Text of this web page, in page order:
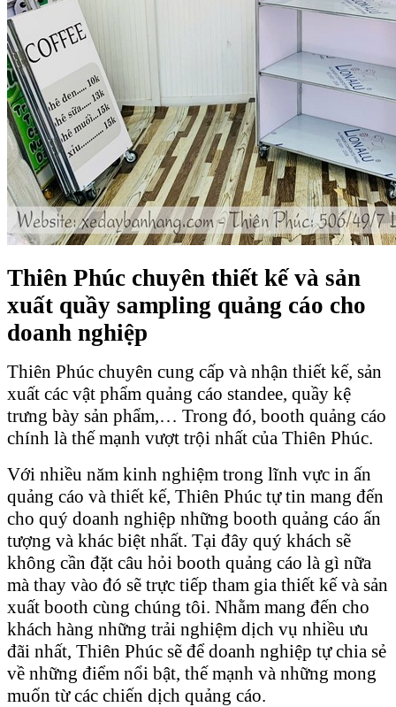
Thiên Phúc chuyên thiết kế và sản
xuất quầy sampling quảng cáo cho
doanh nghiệp
Thiên Phúc chuyên cung cấp và nhận thiết kế, sản
xuất các vật phẩm quảng cáo standee, quầy kệ
trưng bày sản phẩm,… Trong đó, booth quảng cáo
chính là thế mạnh vượt trội nhất của Thiên Phúc.
Với nhiều năm kinh nghiệm trong lĩnh vực in ấn
quảng cáo và thiết kế, Thiên Phúc tự tin mang đến
cho quý doanh nghiệp những booth quảng cáo ấn
tượng và khác biệt nhất. Tại đây quý khách sẽ
không cần đặt câu hỏi booth quảng cáo là gì nữa
mà thay vào đó sẽ trực tiếp tham gia thiết kế và sản
xuất booth cùng chúng tôi. Nhằm mang đến cho
khách hàng những trải nghiệm dịch vụ nhiều ưu
đãi nhất, Thiên Phúc sẽ để doanh nghiệp tự chia sẻ
về những điểm nổi bật, thế mạnh và những mong
muốn từ các chiến dịch quảng cáo.